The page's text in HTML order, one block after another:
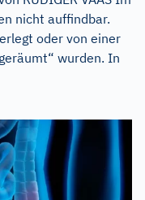
nicht auffindbar.
oder von einer
wurden. In